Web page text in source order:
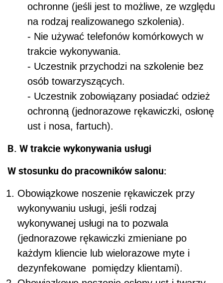
ochronne (jeśli jest to możliwe, ze względu
na rodzaj realizowanego szkolenia).
- Nie używać telefonów komórkowych w
trakcie wykonywania.
- Uczestnik przychodzi na szkolenie bez
osób towarzyszących.
- Uczestnik zobowiązany posiadać odzież
ochronną (jednorazowe rękawiczki, osłonę
ust i nosa, fartuch).
B. W trakcie wykonywania usługi
W stosunku do pracowników salonu:
Obowiązkowe noszenie rękawiczek przy
wykonywaniu usługi, jeśli rodzaj
wykonywanej usługi na to pozwala
(jednorazowe rękawiczki zmieniane po
każdym kliencie lub wielorazowe myte i
dezynfekowane pomiędzy klientami).